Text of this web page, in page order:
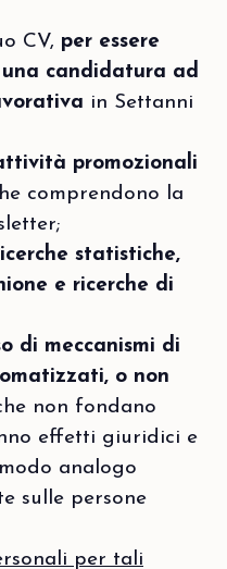
CV, per essere
candidatura ad
in Settanni
promozionali
comprendono la
statistiche,
e ricerche di
di meccanismi di
o non
non fondano
effetti giuridici e
analogo
sulle persone
per tali